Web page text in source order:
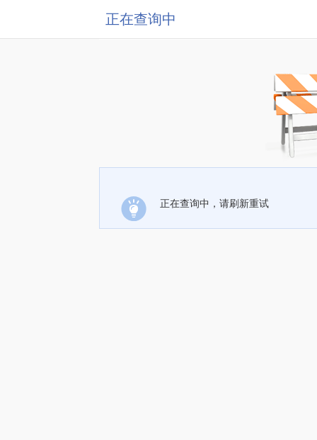
正在查询中
正在查询中，请刷新重试